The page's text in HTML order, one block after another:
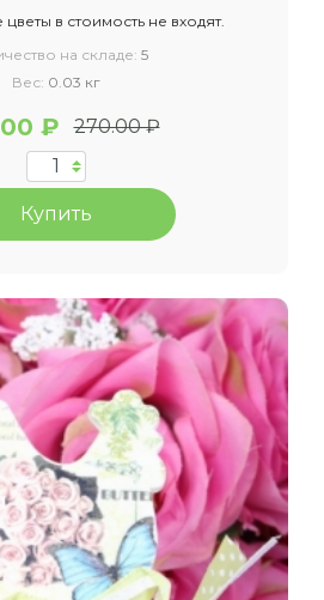
в стоимость не входят.
на складе: 5
Вес: 0.03 кг
₽ 270.00 ₽
Купить